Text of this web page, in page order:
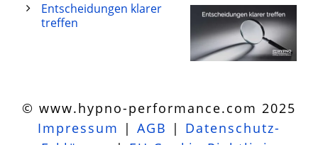
Entscheidungen klarer
treffen
© www.hypno-performance.com 2025
Impressum | AGB | Datenschutz-